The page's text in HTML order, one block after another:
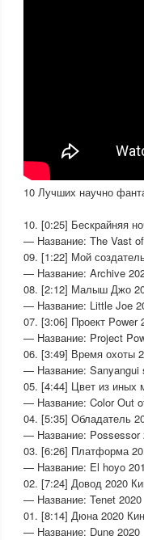
10 Лучших научно
10. [0:25] Бескрайняя
— Название: The Vast
09. [1:22] Мой
— Название: Archive
08. [2:12] Малыш Джо
— Название: Little Joe
07. [3:06] Проект Power
— Название: Project
06. [3:49] Время охоты
— Название: Sanyangui
05. [4:44] Цвет из иных
— Название: Color Out
04. [5:35] Обладатель
— Название: Possessor
03. [6:26] Платформа
— Название: El hoyo
02. [7:24] Довод 2020
— Название: Tenet 2020
01. [8:14] Дюна 2020
— Название: Dune 2020